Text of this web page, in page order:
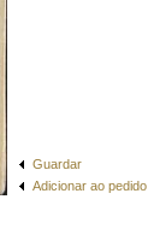
Guardar
Adicionar ao pedido